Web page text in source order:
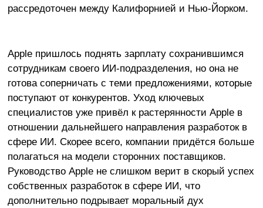
рассредоточен между Калифорнией и Нью-Йорком.
Apple пришлось поднять зарплату сохранившимся
сотрудникам своего ИИ-подразделения, но она не
готова соперничать с теми предложениями, которые
поступают от конкурентов. Уход ключевых
специалистов уже привёл к растерянности Apple в
отношении дальнейшего направления разработок в
сфере ИИ. Скорее всего, компании придётся больше
полагаться на модели сторонних поставщиков.
Руководство Apple не слишком верит в скорый успех
собственных разработок в сфере ИИ, что
дополнительно подрывает моральный дух